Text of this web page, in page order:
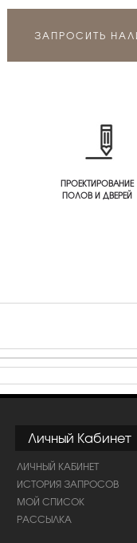
ЗАПРОСИТЬ
ПРОЕКТИРОВАНИЕ
ПОЛОВ И ДВЕРЕЙ
Личный Кабинет
ЛИЧНЫЙ КАБИНЕТ
ИСТОРИЯ ЗАПРОСОВ
МОЙ СПИСОК
РАССЫЛКА